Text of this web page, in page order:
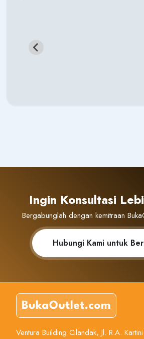
Ingin Konsultasi
Bergabunglah dengan kemitraan
Hubungi Kami untuk
Ventura Building Cilandak, Jl. R.A.